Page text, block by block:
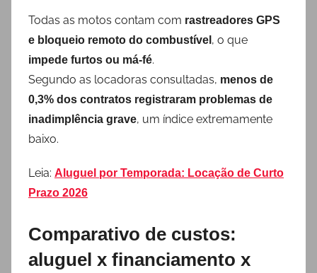
Todas as motos contam com rastreadores GPS
e bloqueio remoto do combustível , o que
impede furtos ou má-fé.
Segundo as locadoras consultadas, menos de
0,3% dos contratos registraram problemas de
inadimplência grave, um índice extremamente
baixo.
Leia: Aluguel por Temporada: Locação de Curto
Prazo 2026
Comparativo de custos:
aluguel x financiamento x